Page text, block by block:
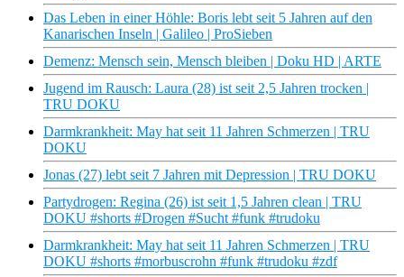
Das Leben in einer Höhle: Boris lebt seit 5 Jahren auf den
Kanarischen Inseln | Galileo | ProSieben
Demenz: Mensch sein, Mensch bleiben | Doku HD | ARTE
Jugend im Rausch: Laura (28) ist seit 2,5 Jahren trocken |
TRU DOKU
Darmkrankheit: May hat seit 11 Jahren Schmerzen | TRU
DOKU
Jonas (27) lebt seit 7 Jahren mit Depression | TRU DOKU
Partydrogen: Regina (26) ist seit 1,5 Jahren clean | TRU
DOKU #shorts #Drogen #Sucht #funk #trudoku
Darmkrankheit: May hat seit 11 Jahren Schmerzen | TRU
DOKU #shorts #morbuscrohn #funk #trudoku #zdf